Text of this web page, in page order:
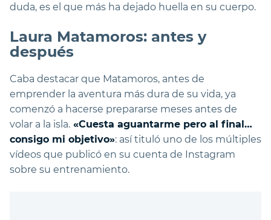
duda, es el que más ha dejado huella en su cuerpo.
Laura Matamoros: antes y
después
Caba destacar que Matamoros, antes de
emprender la aventura más dura de su vida, ya
comenzó a hacerse prepararse meses antes de
volar a la isla. «Cuesta aguantarme pero al final…
consigo mi objetivo»: así tituló uno de los múltiples
vídeos que publicó en su cuenta de Instagram
sobre su entrenamiento.